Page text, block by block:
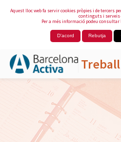
Aquest lloc web fa servir cookies pròpies i de tercers
continguts i serveis
Per a més informació podeu
D'acord Rebutja
Treball
Salta al contingut principal